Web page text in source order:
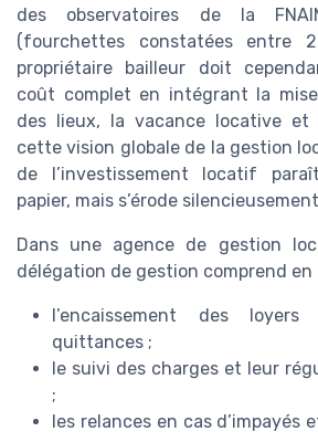
des observatoires de la
(fourchettes constatées entre
propriétaire bailleur doit
coût complet en intégrant la
des lieux, la vacance locative et
cette vision globale de la gestion
de l’investissement locatif
papier, mais s’érode
Dans une agence de gestion
délégation de gestion comprend en
l’encaissement des
quittances ;
le suivi des charges et leur
;
les relances en cas d’impayés